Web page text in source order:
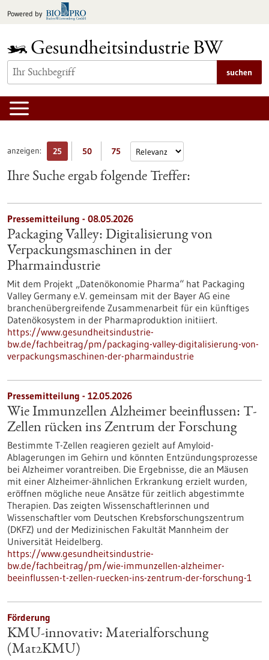
Inhalt
Powered by
suchen
anzeigen: 25 50 75
Ihre Suche ergab folgende Treffer:
Pressemitteilung - 08.05.2026
Packaging Valley: Digitalisierung von
Verpackungsmaschinen in der
Pharmaindustrie
Mit dem Projekt „Datenökonomie Pharma“ hat Packaging
Valley Germany e.V. gemeinsam mit der Bayer AG eine
branchenübergreifende Zusammenarbeit für ein künftiges
Datenökosystem in der Pharmaproduktion initiiert.
https://www.gesundheitsindustrie-
bw.de/fachbeitrag/pm/packaging-valley-digitalisierung-von-
verpackungsmaschinen-der-pharmaindustrie
Pressemitteilung - 12.05.2026
Wie Immunzellen Alzheimer beeinflussen: T-
Zellen rücken ins Zentrum der Forschung
Bestimmte T-Zellen reagieren gezielt auf Amyloid-
Ablagerungen im Gehirn und könnten Entzündungsprozesse
bei Alzheimer vorantreiben. Die Ergebnisse, die an Mäusen
mit einer Alzheimer-ähnlichen Erkrankung erzielt wurden,
eröffnen mögliche neue Ansätze für zeitlich abgestimmte
Therapien. Das zeigten Wissenschaftlerinnen und
Wissenschaftler vom Deutschen Krebsforschungszentrum
(DKFZ) und der Medizinischen Fakultät Mannheim der
Universität Heidelberg.
https://www.gesundheitsindustrie-
bw.de/fachbeitrag/pm/wie-immunzellen-alzheimer-
beeinflussen-t-zellen-ruecken-ins-zentrum-der-forschung-1
Förderung
KMU-innovativ: Materialforschung
(Mat2KMU)